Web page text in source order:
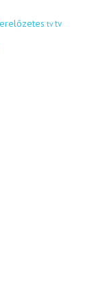
tv tv